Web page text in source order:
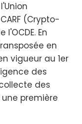
(Crypto-
En
en
vigueur au 1er
des
des
première